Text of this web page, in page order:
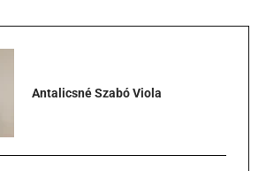
Antalicsné Szabó Viola